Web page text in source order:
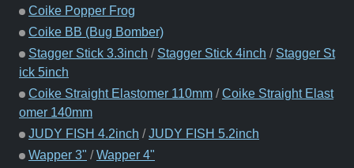
Coike Popper Frog
Coike BB (Bug Bomber)
Stagger Stick 3.3inch / Stagger Stick 4inch / Stagger St
ick 5inch
Coike Straight Elastomer 110mm /Coike Straight Elast
omer 140mm
JUDY FISH 4.2inch /JUDY FISH 5.2inch
Wapper 3" /Wapper 4"